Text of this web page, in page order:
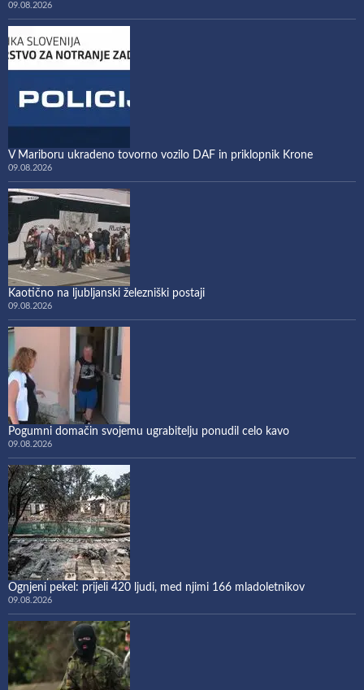
09.08.2026
V Mariboru ukradeno tovorno vozilo DAF in priklopnik Krone
09.08.2026
Kaotično na ljubljanski železniški postaji
09.08.2026
Pogumni domačin svojemu ugrabitelju ponudil celo kavo
09.08.2026
Ognjeni pekel: prijeli 420 ljudi, med njimi 166 mladoletnikov
09.08.2026